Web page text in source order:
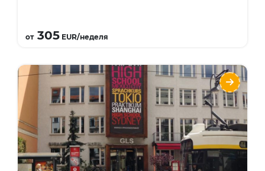
от305 EUR/неделя
Курсы немецкого языка для взрослых с
GLS
Курсы
Языки
Интенсивный курс
Курсы для учителей